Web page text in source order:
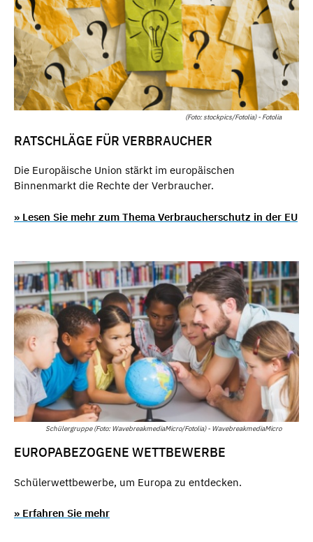
(Foto: stockpics/Fotolia) - Fotolia
RATSCHLÄGE FÜR VERBRAUCHER
Die Europäische Union stärkt im europäischen
Binnenmarkt die Rechte der Verbraucher.
» Lesen Sie mehr zum Thema Verbraucherschutz in der EU
Schülergruppe (Foto: WavebreakmediaMicro/Fotolia) - WavebreakmediaMicro
EUROPABEZOGENE WETTBEWERBE
Schülerwettbewerbe, um Europa zu entdecken.
» Erfahren Sie mehr